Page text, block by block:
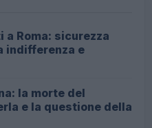
Roma: sicurezza
indifferenza e
la morte del
e la questione della